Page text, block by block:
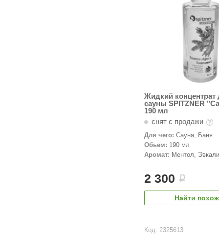
Жидкий концентрат
сауны SPITZNER
190 мл
снят с продажи
Для чего: Сауна, Баня
Обьем: 190 мл
Аромат: Ментол,
2 300 i
Найти
Код: 2325613